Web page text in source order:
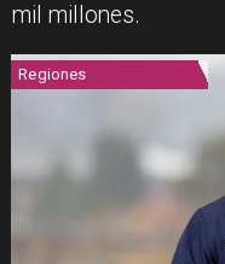
mil millones.
Regiones